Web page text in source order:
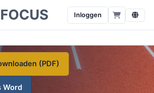
Inloggen
en tramwegmaterieel
voorbeeld, branche-cijfers en een
één pagina.
(PDF)
Word